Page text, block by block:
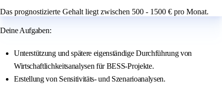
Das prognostizierte Gehalt liegt zwischen 500 - 1500 € pro Monat.
Deine Aufgaben:
Unterstützung und spätere eigenständige Durchführung von
Wirtschaftlichkeitsanalysen für BESS-Projekte.
Erstellung von Sensitivitäts- und Szenarioanalysen.